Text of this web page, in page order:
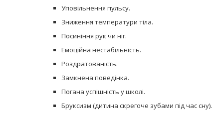
Уповільнення пульсу.
Зниження температури тіла.
Посиніння рук чи ніг.
Емоційна нестабільність.
Роздратованість.
Замкнена поведінка.
Погана успішність у школі.
Бруксизм (дитина скрегоче зубами під час сну).